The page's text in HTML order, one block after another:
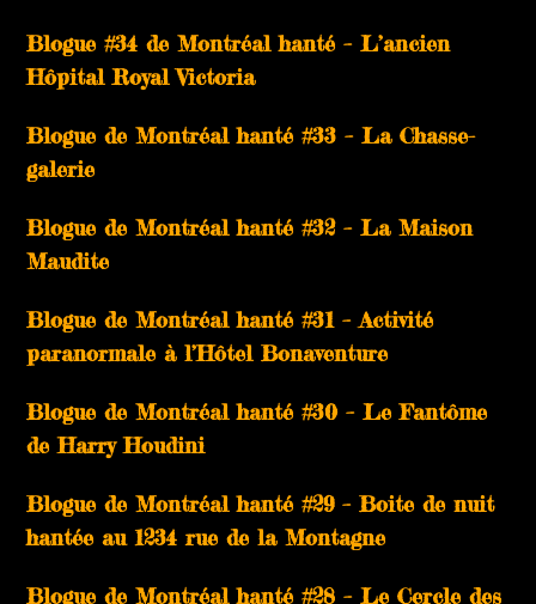
Blogue #34 de Montréal hanté – L’ancien
Hôpital Royal Victoria
Blogue de Montréal hanté #33 – La Chasse-
galerie
Blogue de Montréal hanté #32 – La Maison
Maudite
Blogue de Montréal hanté #31 – Activité
paranormale à l’Hôtel Bonaventure
Blogue de Montréal hanté #30 – Le Fantôme
de Harry Houdini
Blogue de Montréal hanté #29 – Boite de nuit
hantée au 1234 rue de la Montagne
Blogue de Montréal hanté #28 – Le Cercle des